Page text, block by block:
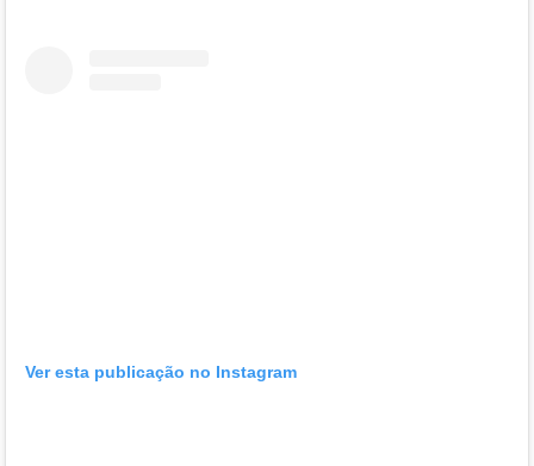
Ver esta publicação no Instagram